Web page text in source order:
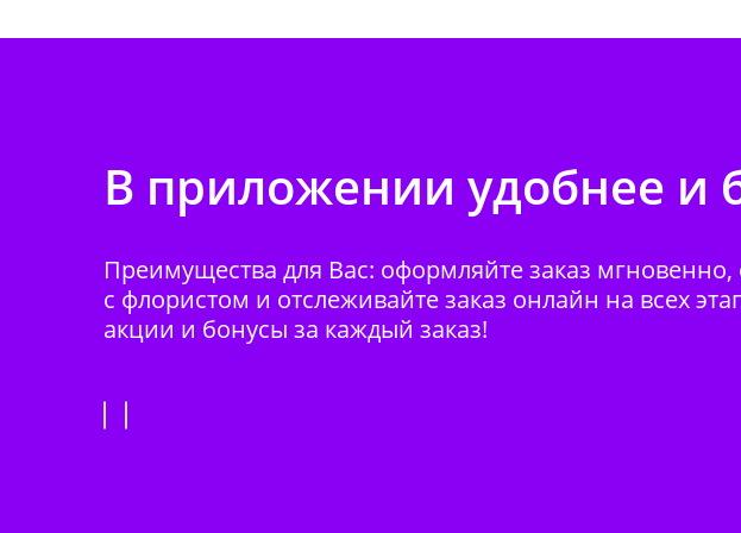
В приложении удобнее и
Преимущества для Вас: оформляйте заказ мгновенно,
с флористом и отслеживайте заказ онлайн на всех
акции и бонусы за каждый заказ!